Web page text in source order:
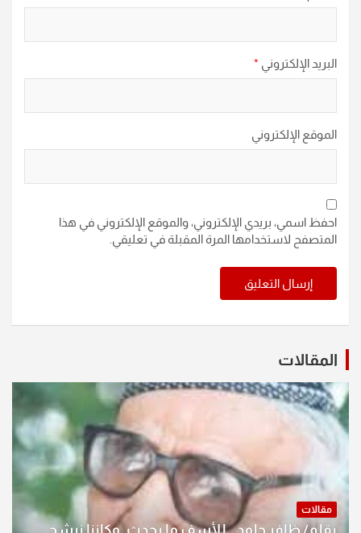
البريد الإلكتروني *
الموقع الإلكتروني
احفظ اسمي، بريدي الإلكتروني، والموقع الإلكتروني في هذا
المتصفح لاستخدامها المرة المقبلة في تعليقي.
المقالات
مقالات
بقلم/ ظافر جلود.. للأسف ما يحدث .وكاننا نرشح